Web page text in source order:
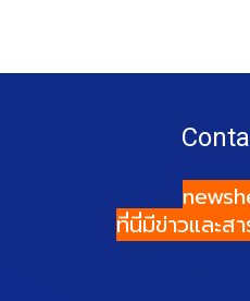
ที่นี่มีข่าวและส